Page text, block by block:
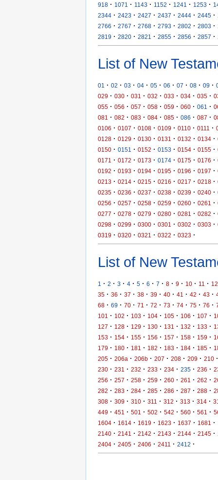
918 · 1071 · 1143 · 1152 · 1241 · 1253 ·
2344 · 2423 · 2427 · 2437 · 2444 · 2445 ·
2766 · 2767 · 2768 · 2793 · 2802 · 2803 ·
2819 · 2820 · 2821 · 2855 · 2856 · 2857 ·
List of New
01 · 02 · 03 · 04 · 05 · 06 · 07 · 08 · 09 ·
029 · 030 · 031 · 032 · 033 · 034 · 035 ·
055 · 056 · 057 · 058 · 059 · 060 · 061 ·
081
· 082 · 083 · 084 · 085 · 086 · 087 ·
0106 · 0107 · 0108 · 0109 · 0110 · 0111 ·
0128 · 0129 · 0130 · 0131 · 0132 · 0134 ·
0150 · 0151 · 0152 · 0153 · 0154 · 0155 ·
0171
· 0172 · 0173 · 0174 · 0175 · 0176 ·
0192 · 0193 · 0194 · 0195 · 0196 · 0197 ·
0213 · 0214 · 0215 · 0216 · 0217 · 0218 ·
0235 · 0236 · 0237 · 0238 · 0239 · 0240 ·
0256 · 0257 · 0258 · 0259 · 0260 · 0261 ·
0277 · 0278 · 0279 · 0280 · 0281 · 0282 ·
0298 · 0299 · 0300 · 0301 · 0302 · 0303 ·
0319 · 0320 · 0321 · 0322 · 0323 ·
List of New
1 · 2 · 3 · 4 · 5 · 6 · 7 · 8 · 9 · 10 · 11 · 12
35 · 36 · 37 · 38 · 39 · 40 · 41 · 42 · 43 ·
68 · 69 · 70 · 71 · 72 · 73 · 74 · 75 · 76 ·
101
· 102 · 103 · 104 · 105 · 106 · 107 ·
127 · 128 · 129 · 130 · 131 · 132 · 133 ·
153 · 154 · 155 · 156 · 157 · 158 · 159 ·
179 · 180 · 181 · 182 · 183 · 184 · 185 ·
205 · 206a · 206b · 207 · 208 · 209 · 210 ·
230 · 231 · 232 · 233 · 234 · 235 · 236 ·
256 · 257 · 258 · 259 · 260 · 261 · 262 ·
282 · 283 · 284 · 285 · 286 · 287 · 288 ·
308 · 309 · 310 · 311 · 312 · 313 · 314 ·
449 · 451 · 501 · 502 · 542 · 560 · 561 ·
1604 · 1614 · 1619 · 1623 · 1637 · 1681 ·
2140 · 2141 · 2142 · 2143 · 2144 · 2145 ·
2404 · 2405 · 2406 · 2411 · 2412 ·